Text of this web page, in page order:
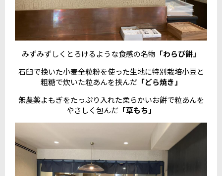
みずみずしくとろけるような食感の名物 「わらび餅」
石臼で挽いた小麦全粒粉を使った生地に特別栽培小豆と
粗糖で炊いた粒あんを挟んだ 「どら焼き」
無農薬よもぎをたっぷり入れた柔らかいお餅で粒あんを
やさしく包んだ 「草もち」